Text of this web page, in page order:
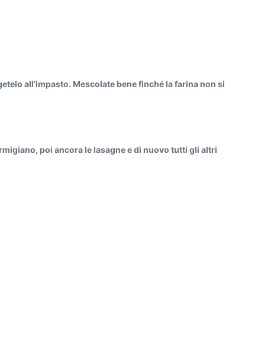
all’impasto. Mescolate bene finché la farina non si
poi ancora le lasagne e di nuovo tutti gli altri